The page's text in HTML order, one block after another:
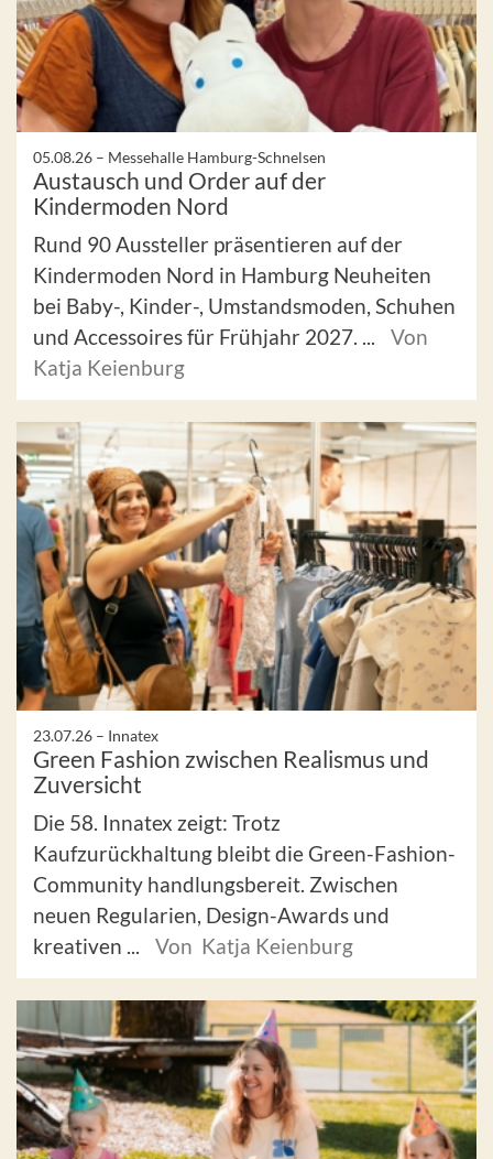
05.08.26 – Messehalle Hamburg-Schnelsen
Austausch und Order auf der
Kindermoden Nord
Rund 90 Aussteller präsentieren auf der
Kindermoden Nord in Hamburg Neuheiten
bei Baby-, Kinder-, Umstandsmoden, Schuhen
und Accessoires für Frühjahr 2027. ...
Von
Katja Keienburg
23.07.26 – Innatex
Green Fashion zwischen Realismus und
Zuversicht
Die 58. Innatex zeigt: Trotz
Kaufzurückhaltung bleibt die Green-Fashion-
Community handlungsbereit. Zwischen
neuen Regularien, Design-Awards und
kreativen ...
Von Katja Keienburg